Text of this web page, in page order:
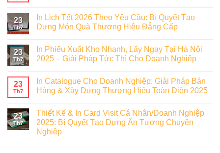
23
Th7
In Lịch Tết 2026 Theo Yêu Cầu: Bí Quyết Tạo
Dựng Món Quà Thương Hiệu Đẳng Cấp
23
Th7
In Phiếu Xuất Kho Nhanh, Lấy Ngay Tại Hà Nội
2025 – Giải Pháp Tức Thì Cho Doanh Nghiệp
23
Th7
In Catalogue Cho Doanh Nghiệp: Giải Pháp Bán
Hàng & Xây Dựng Thương Hiệu Toàn Diện 2025
23
Th7
Thiết Kế & In Card Visit Cá Nhân/Doanh Nghiệp
2025: Bí Quyết Tạo Dựng Ấn Tượng Chuyên
Nghiệp